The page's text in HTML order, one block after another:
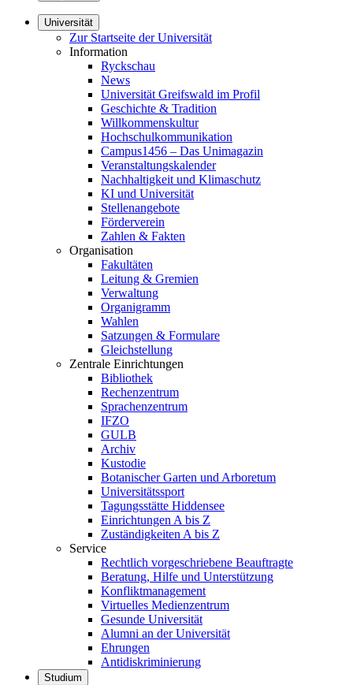
Universität
Zur Startseite der Universität
Information
Ryckschau
News
Universität Greifswald im Profil
Geschichte & Tradition
Willkommenskultur
Hochschulkommunikation
Campus1456 – Das Unimagazin
Veranstaltungskalender
Nachhaltigkeit und Klimaschutz
KI und Universität
Stellenangebote
Förderverein
Zahlen & Fakten
Organisation
Fakultäten
Leitung & Gremien
Verwaltung
Organigramm
Wahlen
Satzungen & Formulare
Gleichstellung
Zentrale Einrichtungen
Bibliothek
Rechenzentrum
Sprachenzentrum
IFZO
GULB
Archiv
Kustodie
Botanischer Garten und Arboretum
Universitätssport
Tagungsstätte Hiddensee
Einrichtungen A bis Z
Zuständigkeiten A bis Z
Service
Rechtlich vorgeschriebene Beauftragte
Beratung, Hilfe und Unterstützung
Konfliktmanagement
Virtuelles Medienzentrum
Gesunde Universität
Alumni an der Universität
Ehrungen
Antidiskriminierung
Studium